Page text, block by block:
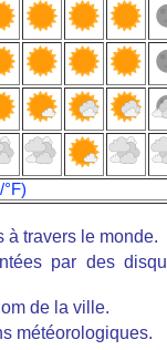
à travers le monde.
par des
de la ville.
météorologiques.